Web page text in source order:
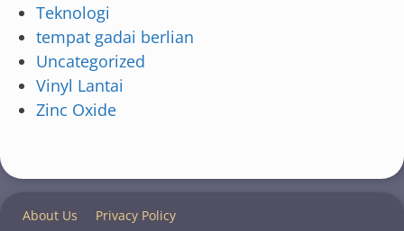
Teknologi
tempat gadai berlian
Uncategorized
Vinyl Lantai
Zinc Oxide
About Us Privacy Policy